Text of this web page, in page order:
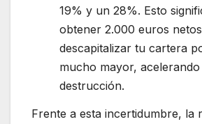
19% y un 28%. Esto
obtener 2.000 euros
descapitalizar tu cartera
mucho mayor,
destrucción.
Frente a esta incertidumbre, la